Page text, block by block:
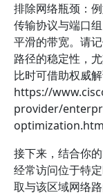
排除网络瓶颈：
传输协议与端口
平滑的带宽。请
路径的稳定性，
比时可借助权威
https://
provider/
optimization.html
接下来，结合你
经常访问位于特
取与该区域网络